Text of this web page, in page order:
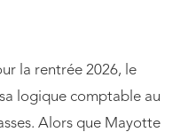
la rentrée 2026, le
logique comptable au
Alors que Mayotte